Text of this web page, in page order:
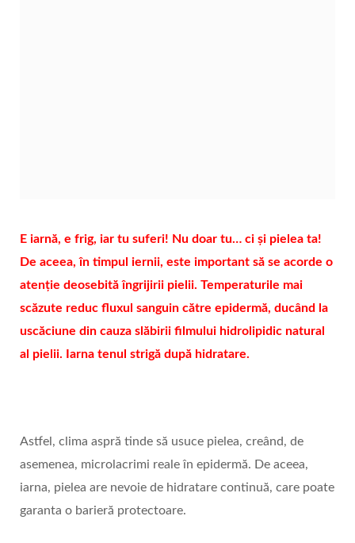
E iarnă, e frig, iar tu suferi! Nu doar tu… ci și pielea ta!
De aceea, în timpul iernii, este important să se acorde o
atenție deosebită îngrijirii pielii. Temperaturile mai
scăzute reduc fluxul sanguin către epidermă, ducând la
uscăciune din cauza slăbirii filmului hidrolipidic natural
al pielii. Iarna tenul strigă după hidratare.
Astfel, clima aspră tinde să usuce pielea, creând, de
asemenea, microlacrimi reale în epidermă. De aceea,
iarna, pielea are nevoie de hidratare continuă, care poate
garanta o barieră protectoare.